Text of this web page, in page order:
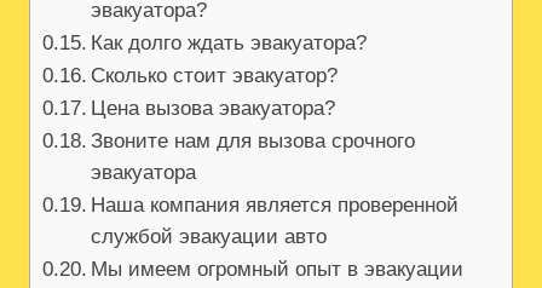
эвакуатора?
Как долго ждать эвакуатора?
Сколько стоит эвакуатор?
Цена вызова эвакуатора?
Звоните нам для вызова срочного
эвакуатора
Наша компания является проверенной
службой эвакуации авто
Мы имеем огромный опыт в эвакуации